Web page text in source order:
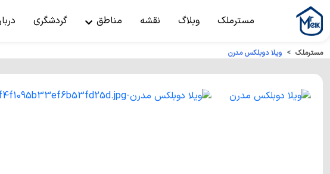
مسترملک وبلاگ نقشه مناطق گردشگری
مسترملک ویلا دوبلکس مدرن